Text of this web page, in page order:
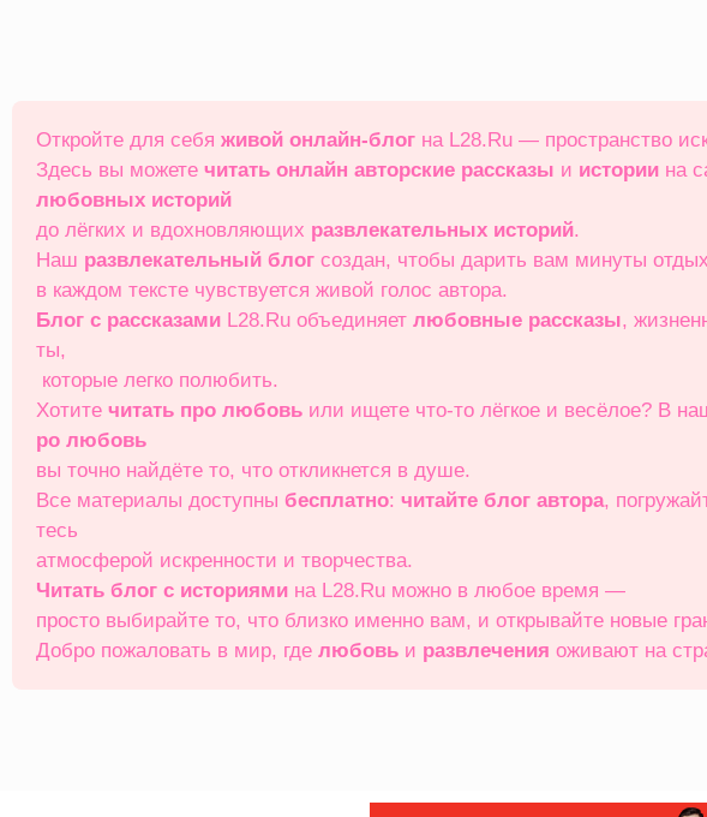
Откройте для себя живой онлайн‑блог на L28.Ru — пространство
Здесь вы можете читать онлайн авторские рассказы и истории на
любовных историй
до лёгких и вдохновляющих развлекательных историй.
Наш развлекательный блог создан, чтобы дарить вам минуты
в каждом тексте чувствуется живой голос автора.
Блог с рассказами L28.Ru объединяет любовные рассказы,
ты,
которые легко полюбить.
Хотите читать про любовь или ищете что‑то лёгкое и весёлое? В
ро любовь
вы точно найдёте то, что откликнется в душе.
Все материалы доступны бесплатно: читайте блог автора,
тесь
атмосферой искренности и творчества.
Читать блог с историями на L28.Ru можно в любое время —
просто выбирайте то, что близко именно вам, и открывайте новые
Добро пожаловать в мир, где любовь и развлечения оживают на